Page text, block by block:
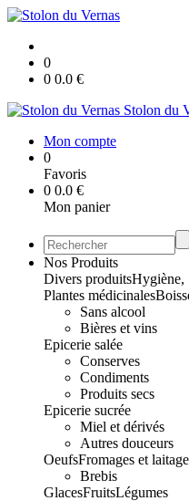
0
0 0.0 €
Stolon du
Mon compte
0
Favoris
0 0.0 €
Mon panier
Nos Produits
Divers produitsHygiène,
Plantes médicinales
Sans alcool
Bières et vins
Epicerie salée
Conserves
Condiments
Produits secs
Epicerie sucrée
Miel et dérivés
Autres douceurs
OeufsFromages et
Brebis
GlacesFruitsLégumes